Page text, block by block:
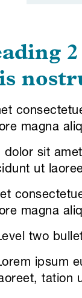
magna
dolor sit
ut
magna
two
ipsum
tation